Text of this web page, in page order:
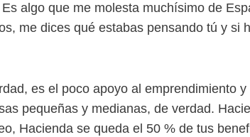
algo que me molesta muchísimo de
me dices qué estabas pensando tú y si
es el poco apoyo al emprendimiento
pequeñas y medianas, de verdad.
Hacienda se queda el 50 % de tus